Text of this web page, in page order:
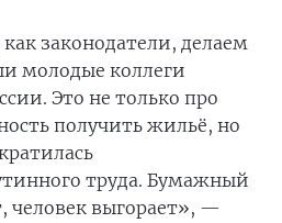
законодатели, делаем
молодые коллеги
Это не только про
получить жильё, но
труда. Бумажный
человек выгорает», —